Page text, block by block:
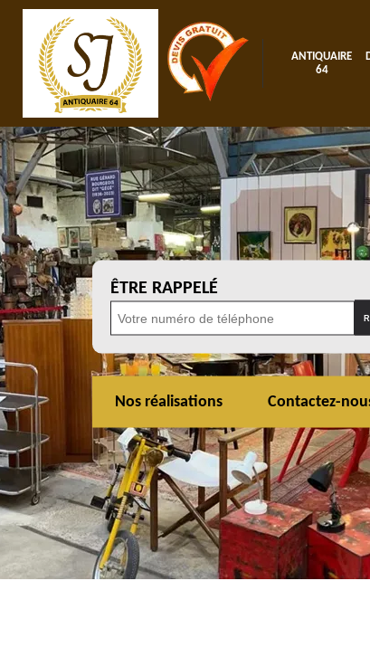
ANTIQUAIRE
64
ÊTRE RAPPELÉ
Nos réalisations Contactez-